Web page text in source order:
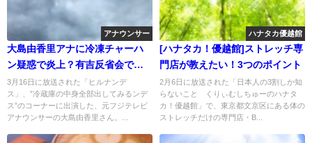
アナウンサー
大島由香里アナに冷凍チャーハ
ン疑惑で炎上？有吉反省会で禊
か？
3月16日に放送された「ヒルナンデ
ス」、”冷蔵庫の中身全部出してみるンデ
ス”のコーナーに出演した、元フジテレビ
アナウンサーの大島由香里さん。...
ハナタカ優越館
[ハナタカ！優越館]ストレッチ専
門店が教えたい！3つのポイント
2月6日に放送された「日本人の3割しか知
らないこと くりぃむしちゅーのハナタ
カ！優越館」で、東京都文京区にある体の
ストレッチだけの専門店・B...